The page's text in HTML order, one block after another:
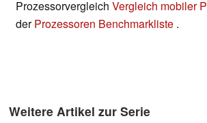
Prozessorvergleich Vergleich mobiler
derProzessoren Benchmarkliste .
Weitere Artikel zur Serie